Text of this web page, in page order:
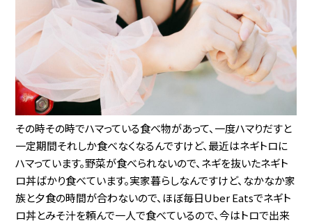
その時その時でハマっている食べ物があって、一度ハマりだすと
一定期間それしか食べなくなるんですけど、最近はネギトロに
ハマっています。野菜が食べられないので、ネギを抜いたネギト
ロ丼ばかり食べています。実家暮らしなんですけど、なかなか家
族と夕食の時間が合わないので、ほぼ毎日Uber Eatsでネギト
ロ丼とみそ汁を頼んで一人で食べているので、今はトロで出来